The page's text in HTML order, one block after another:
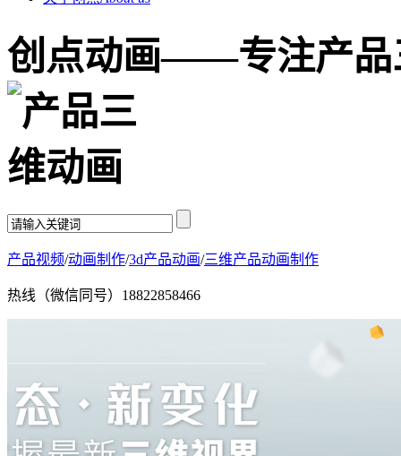
创点动画——专注产品
产品视频/动画制作/3d产品动画/三维产品动画制作
热线（微信同号） 18822858466